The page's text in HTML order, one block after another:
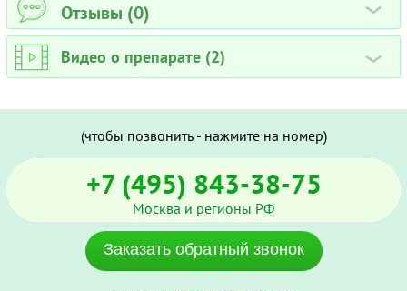
Отзывы (0) ›
Видео о препарате (2) ›
(чтобы позвонить - нажмите на номер)
+7 (495) 843-38-75
Москва и регионы РФ
Заказать обратный звонок